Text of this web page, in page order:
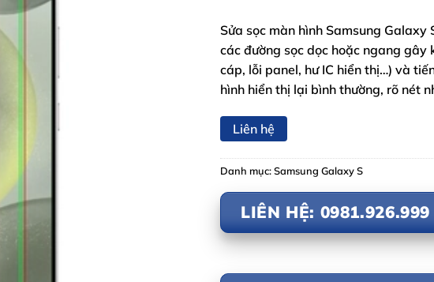
Sửa sọc màn hình Samsung
các đường sọc dọc hoặc ngang gây
cáp, lỗi panel, hư IC hiển thị…) và
hình hiển thị lại bình thường, rõ nét
Liên hệ
Danh mục:Samsung Galaxy S
LIÊN HỆ: 0981.926.999